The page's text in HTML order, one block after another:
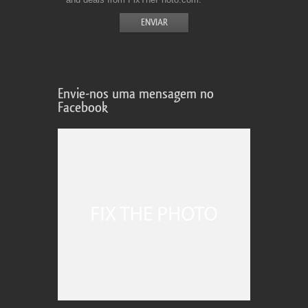
Envie-nos uma mensagem no
Facebook